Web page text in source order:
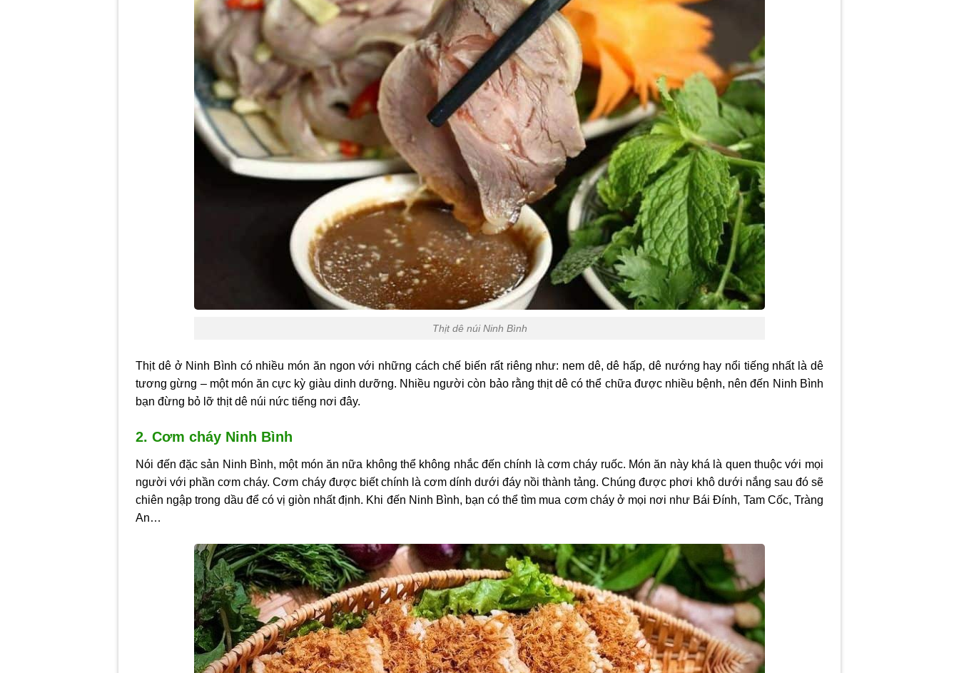
Thịt dê núi Ninh Bình
Thịt dê ở Ninh Bình có nhiều món ăn ngon với những cách chế biến rất riêng như: nem dê, dê hấp, dê nướng hay nổi tiếng nhất là dê
tương gừng – một món ăn cực kỳ giàu dinh dưỡng. Nhiều người còn bảo rằng thịt dê có thể chữa được nhiều bệnh, nên đến Ninh Bình
bạn đừng bỏ lỡ thịt dê núi nức tiếng nơi đây.
2. Cơm cháy Ninh Bình
Nói đến đặc sản Ninh Bình, một món ăn nữa không thể không nhắc đến chính là cơm cháy ruốc. Món ăn này khá là quen thuộc với mọi
người với phần cơm cháy. Cơm cháy được biết chính là cơm dính dưới đáy nồi thành tảng. Chúng được phơi khô dưới nắng sau đó sẽ
chiên ngập trong dầu để có vị giòn nhất định. Khi đến Ninh Bình, bạn có thể tìm mua cơm cháy ở mọi nơi như Bái Đính, Tam Cốc, Tràng
An…